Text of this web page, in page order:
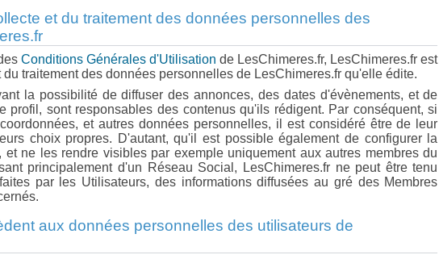
et du traitement des données personnelles des
Conditions Générales d'Utilisation de LesChimeres.fr, LesChimeres.fr est
traitement des données personnelles de LesChimeres.fr qu'elle édite.
la possibilité de diffuser des annonces, des dates d'évènements, et de
profil, sont responsables des contenus qu'ils rédigent. Par conséquent, si
et autres données personnelles, il est considéré être de leur
choix propres. D'autant, qu'il est possible également de configurer la
ne les rendre visibles par exemple uniquement aux autres membres du
principalement d'un Réseau Social, LesChimeres.fr ne peut être tenu
par les Utilisateurs, des informations diffusées au gré des Membres
aux données personnelles des utilisateurs de